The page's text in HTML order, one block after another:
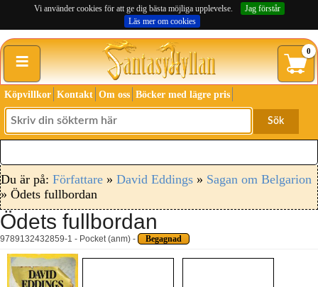
Vi använder cookies för att ge dig bästa möjliga upplevelse.
Jag förstår
Läs mer om cookies
≡ 0
Köpvillkor Kontakt Om oss Böcker med lägre pris
Sök
Du är på: Författare » David Eddings » Sagan om Belgarion
» Ödets fullbordan
Ödets fullbordan
9789132432859-1 - Pocket (anm) - Begagnad